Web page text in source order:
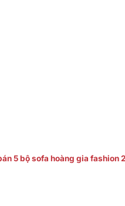
5 bộ sofa hoàng gia fashion